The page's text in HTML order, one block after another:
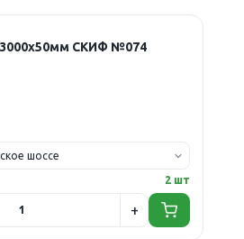
СКИФ №074
2 шт